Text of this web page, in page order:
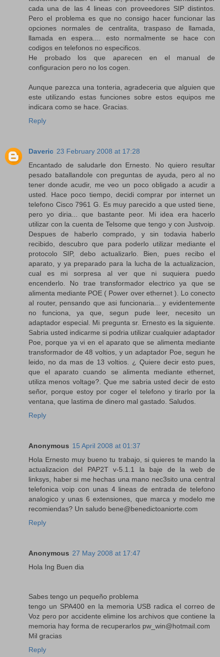
cada una de las 4 lineas con proveedores SIP distintos.
Pero el problema es que no consigo hacer funcionar las
opciones normales de centralita, traspaso de llamada,
llamada en espera.... esto normalmente se hace con
codigos en telefonos no especificos.
He probado los que aparecen en el manual de
configuracion pero no los cogen.
Aunque parezca una tonteria, agradeceria que alguien que
este utilizando estas funciones sobre estos equipos me
indicara como se hace. Gracias.
Reply
Daveric 23 February 2008 at 17:28
Encantado de saludarle don Ernesto. No quiero resultar
pesado batallandole con preguntas de ayuda, pero al no
tener donde acudir, me veo un poco obligado a acudir a
usted. Hace poco tiempo, decidi comprar por internet un
telefono Cisco 7961 G. Es muy parecido a que usted tiene,
pero yo diria... que bastante peor. Mi idea era hacerlo
utilizar con la cuenta de Telsome que tengo y con Justvoip.
Despues de haberlo comprado, y sin todavia haberlo
recibido, descubro que para poderlo utilizar mediante el
protocolo SIP, debo actualizarlo. Bien, pues recibo el
aparato, y ya preparado para la lucha de la actualizacion,
cual es mi sorpresa al ver que ni suquiera puedo
encenderlo. No trae transformador electrico ya que se
alimenta mediante POE ( Power over ethernet ). Lo conecto
al router, pensando que asi funcionaria... y evidentemente
no funciona, ya que, segun pude leer, necesito un
adaptador especial. Mi pregunta sr. Ernesto es la siguiente.
Sabria usted indicarme si podria utilizar cualquier adaptador
Poe, porque ya vi en el aparato que se alimenta mediante
transformador de 48 voltios, y un adaptador Poe, segun he
leido, no da mas de 13 voltios. ¿ Quiere decir esto pues,
que el aparato cuando se alimenta mediante ethernet,
utiliza menos voltage?. Que me sabria usted decir de esto
señor, porque estoy por coger el telefono y tirarlo por la
ventana, que lastima de dinero mal gastado. Saludos.
Reply
Anonymous 15 April 2008 at 01:37
Hola Ernesto muy bueno tu trabajo, si quieres te mando la
actualizacion del PAP2T v-5.1.1 la baje de la web de
linksys, haber si me hechas una mano nec3sito una central
telefonica voip con unas 4 lineas de entrada de telefono
analogico y unas 6 extensiones, que marca y modelo me
recomiendas? Un saludo bene@benedictoaniorte.com
Reply
Anonymous 27 May 2008 at 17:47
Hola Ing Buen dia
Sabes tengo un pequeño problema
tengo un SPA400 en la memoria USB radica el correo de
Voz pero por accidente elimine los archivos que contiene la
memoria hay forma de recuperarlos pw_win@hotmail.com
Mil gracias
Reply